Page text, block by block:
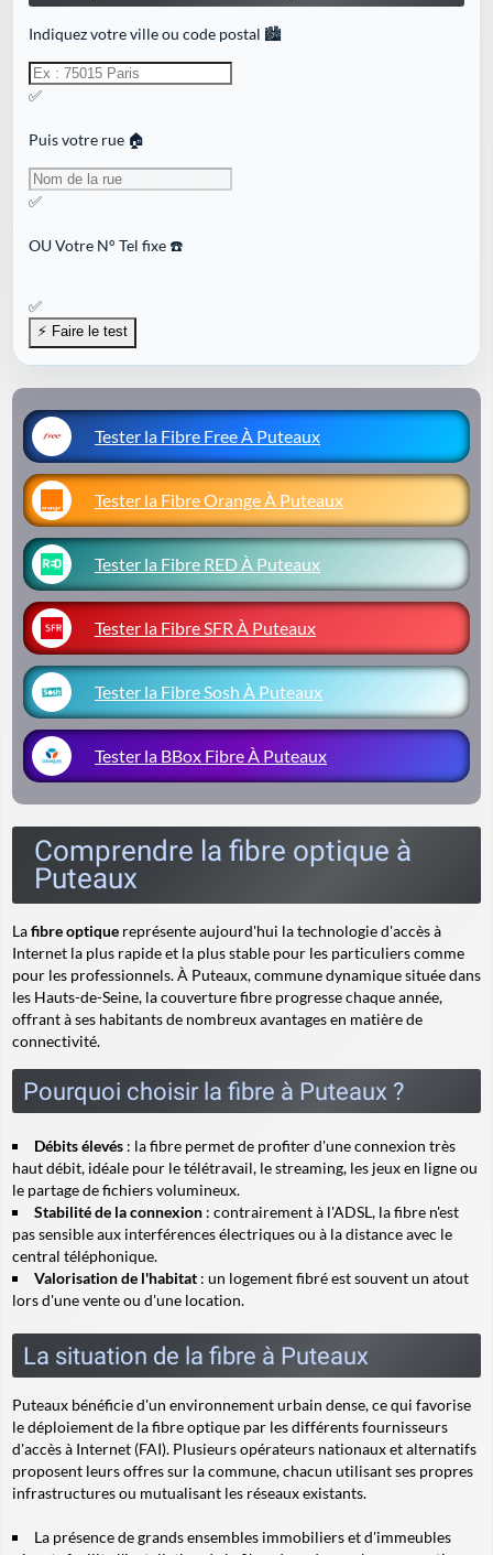
Indiquez votre ville ou code postal 🏙️
✅
Puis votre rue 🏠
✅
OUVotre N° Tel fixe ☎️
✅
Tester la Fibre Free À Puteaux
Tester la Fibre Orange À Puteaux
Tester la Fibre RED À Puteaux
Tester la Fibre SFR À Puteaux
Tester la Fibre Sosh À Puteaux
Tester la BBox Fibre À Puteaux
Comprendre la fibre optique à
Puteaux
Lafibre optique représente aujourd'hui la technologie d'accès à
Internet la plus rapide et la plus stable pour les particuliers comme
pour les professionnels. À Puteaux, commune dynamique située dans
les Hauts-de-Seine, la couverture fibre progresse chaque année,
offrant à ses habitants de nombreux avantages en matière de
connectivité.
Pourquoi choisir la fibre à Puteaux ?
Débits élevés : la fibre permet de profiter d'une connexion très
haut débit, idéale pour le télétravail, le streaming, les jeux en ligne ou
le partage de fichiers volumineux.
Stabilité de la connexion : contrairement à l'ADSL, la fibre n'est
pas sensible aux interférences électriques ou à la distance avec le
central téléphonique.
Valorisation de l'habitat : un logement fibré est souvent un atout
lors d'une vente ou d'une location.
La situation de la fibre à Puteaux
Puteaux bénéficie d'un environnement urbain dense, ce qui favorise
le déploiement de la fibre optique par les différents fournisseurs
d'accès à Internet (FAI). Plusieurs opérateurs nationaux et alternatifs
proposent leurs offres sur la commune, chacun utilisant ses propres
infrastructures ou mutualisant les réseaux existants.
La présence de grands ensembles immobiliers et d'immeubles